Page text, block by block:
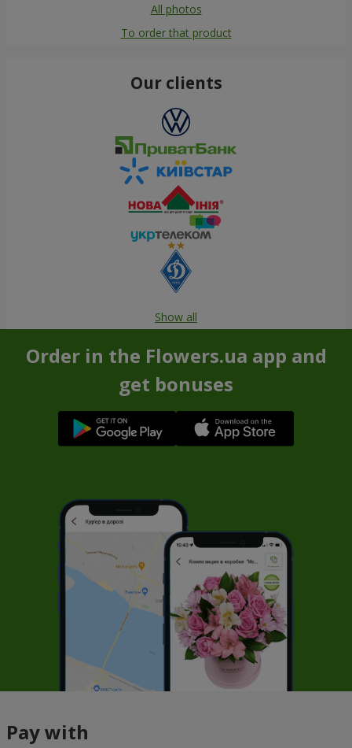
All photos
To order that product
Our clients
Show all
Order in the Flowers.ua app and
get bonuses
Pay with